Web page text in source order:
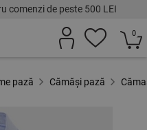
comenzi de peste 500 LEI
0
pază Cămăși pază